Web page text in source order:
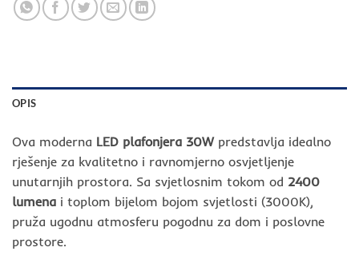
OPIS
Ova moderna LED plafonjera 30Wpredstavlja idealno
rješenje za kvalitetno i ravnomjerno osvjetljenje
unutarnjih prostora. Sa svjetlosnim tokom od 2400
lumena i toplom bijelom bojom svjetlosti (3000K),
pruža ugodnu atmosferu pogodnu za dom i poslovne
prostore.